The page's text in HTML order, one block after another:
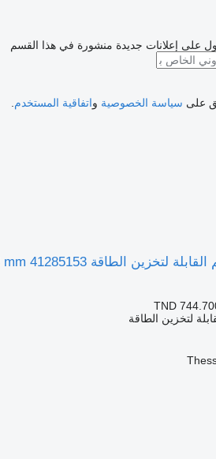
على إعلانات جديدة منشورة في هذا القسم
على سياسة الخصوصية واتفاقية المستخدم
TND
لتخزين الطاقة